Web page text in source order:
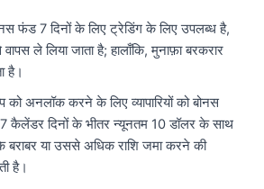
फंड 7 दिनों के लिए ट्रेडिंग के लिए उपलब्ध है,
ले लिया जाता है; हालाँकि, मुनाफ़ा बरकरार
है।
को अनलॉक करने के लिए व्यापारियों को बोनस
कैलेंडर दिनों के भीतर न्यूनतम 10 डॉलर के साथ
या उससे अधिक राशि जमा करने की
है।